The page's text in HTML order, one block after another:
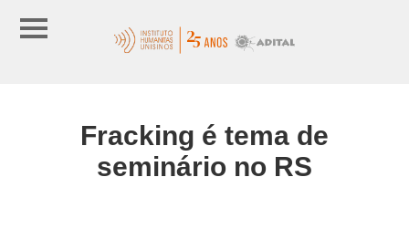
Fracking é tema de
seminário no RS